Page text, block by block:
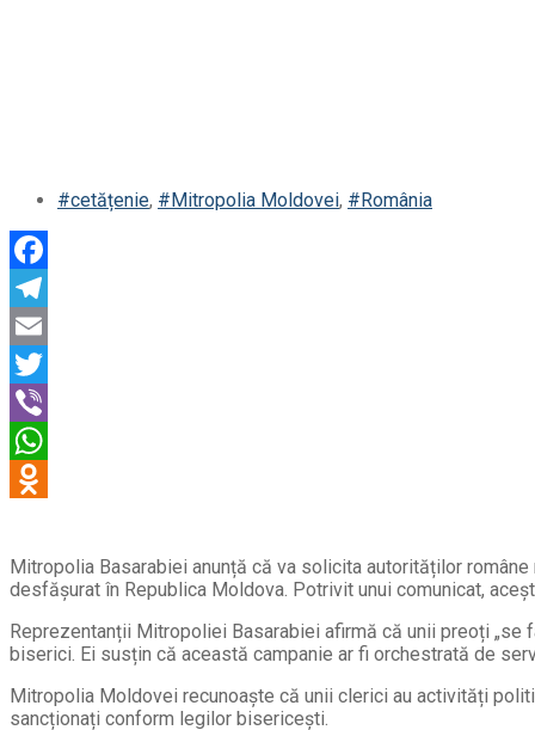
#cetățenie, #Mitropolia Moldovei, #România
Mitropolia Basarabiei anunță că va solicita autorităților
desfășurat în Republica Moldova. Potrivit unui comunicat,
Reprezentanții Mitropoliei Basarabiei afirmă că unii preoți
biserici. Ei susțin că această campanie ar fi orchestrată de
Mitropolia Moldovei recunoaște că unii clerici au activități
sancționați conform legilor bisericești.